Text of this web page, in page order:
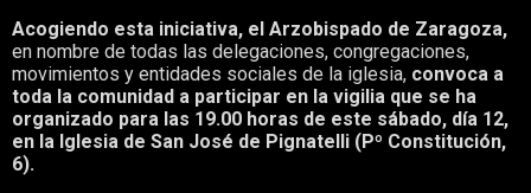
Acogiendo esta iniciativa, el Arzobispado de Zaragoza,
en nombre de todas las delegaciones, congregaciones,
movimientos y entidades sociales de la iglesia, convoca a
toda la comunidad a participar en la vigilia que se ha
organizado para las 19.00 horas de este sábado, día 12,
en la Iglesia de San José de Pignatelli (Pº Constitución,
6).